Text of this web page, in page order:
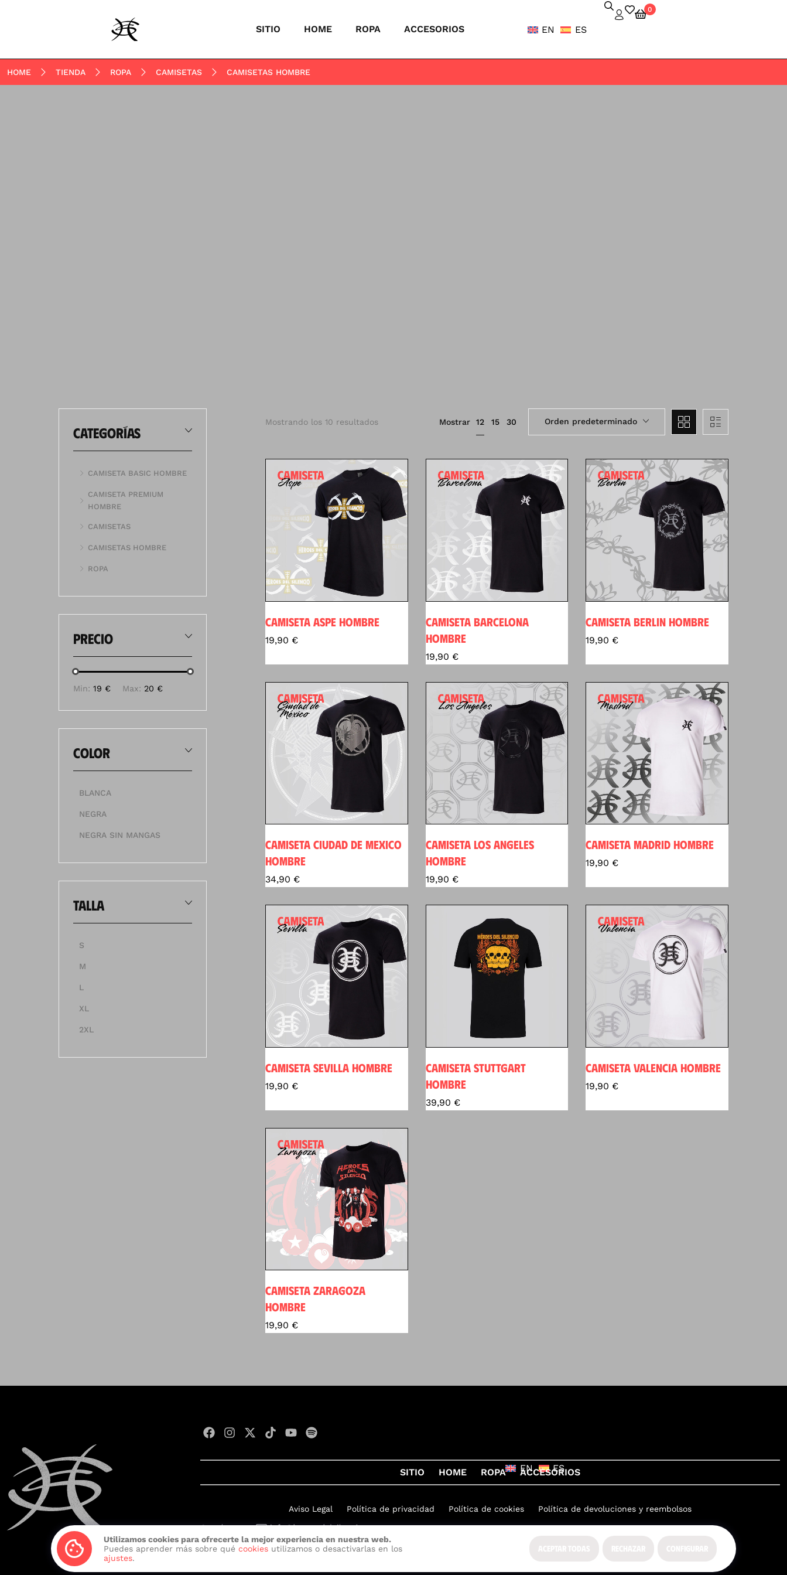
SITIO HOME ROPA ACCESORIOS EN ES
0
HOME TIENDA ROPA CAMISETAS CAMISETAS HOMBRE
categorías
CAMISETA BASIC HOMBRE
CAMISETA PREMIUM
HOMBRE
CAMISETAS
CAMISETAS HOMBRE
ROPA
precio
Min: 19 € Max: 20 €
color
BLANCA
NEGRA
NEGRA SIN MANGAS
talla
S
M
L
XL
2XL
Mostrando los 10 resultados Mostrar 12 15 30 Orden predeterminado
CAMISETA ASPE HOMBRE
19,90 €
CAMISETA BARCELONA
HOMBRE
19,90 €
CAMISETA BERLIN HOMBRE
19,90 €
CAMISETA CIUDAD DE MEXICO
HOMBRE
34,90 €
CAMISETA LOS ANGELES
HOMBRE
19,90 €
CAMISETA MADRID HOMBRE
19,90 €
CAMISETA SEVILLA HOMBRE
19,90 €
CAMISETA STUTTGART
HOMBRE
39,90 €
CAMISETA VALENCIA HOMBRE
19,90 €
CAMISETA ZARAGOZA
HOMBRE
19,90 €
SITIO HOME ROPA ACCESORIOS
EN ES
Aviso Legal Política de privacidad Política de cookies
Política de devoluciones y reembolsos
Contáctanos:
Desarrollado con Rock
porQuelinka
Utilizamos cookies para ofrecerte la mejor experiencia en nuestra web.
Puedes aprender más sobre qué cookies utilizamos o desactivarlas en los
ajustes.